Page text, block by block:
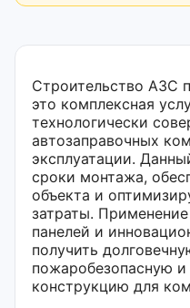
Строительство АЗС
это комплексная
технологически
автозаправочных
эксплуатации.
сроки монтажа,
объекта и
затраты.
панелей и
получить
пожаробезопасную
конструкцию для